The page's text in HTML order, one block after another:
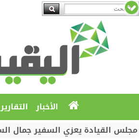
الأخبار التقارير
يعزي السفير جمال السلال